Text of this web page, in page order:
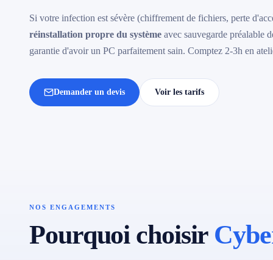
Si votre infection est sévère (chiffrement de fichiers, perte
réinstallation propre du système avec sauvegarde préalable
garantie d'avoir un PC parfaitement sain. Comptez 2-3h en
Demander un devis Voir les tarifs
NOS ENGAGEMENTS
Pourquoi choisir